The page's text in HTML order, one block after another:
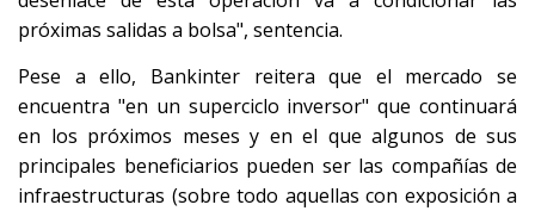
próximas salidas a bolsa", sentencia.
Pese a ello, Bankinter reitera que el mercado se
encuentra "en un superciclo inversor" que continuará
en los próximos meses y en el que algunos de sus
principales beneficiarios pueden ser las compañías de
infraestructuras (sobre todo aquellas con exposición a